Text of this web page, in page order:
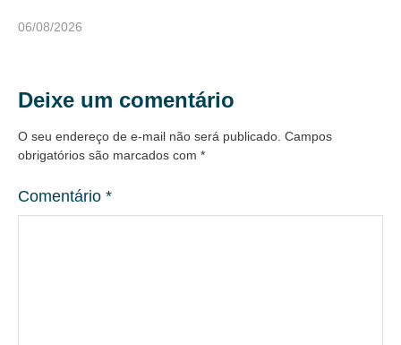
06/08/2026
Deixe um comentário
O seu endereço de e-mail não será publicado. Campos
obrigatórios são marcados com *
Comentário *